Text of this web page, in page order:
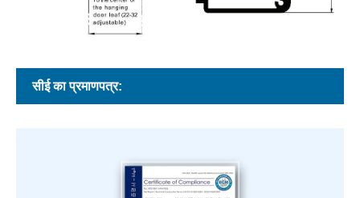
सीई का प्रमाणपत्र: